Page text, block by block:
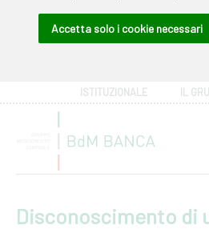
ISTITUZIONALE IL
Disconoscimento di